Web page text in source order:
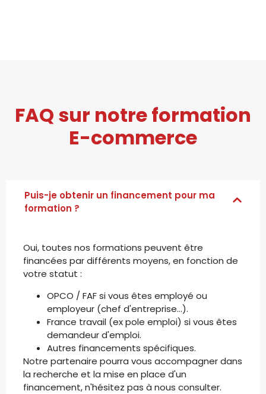
FAQ sur notre formation
E-commerce
Puis-je obtenir un financement pour ma
formation ?
Oui, toutes nos formations peuvent être
financées par différents moyens, en fonction de
votre statut :
OPCO / FAF si vous êtes employé ou
employeur (chef d'entreprise...).
France travail (ex pole emploi) si vous êtes
demandeur d'emploi.
Autres financements spécifiques.
Notre partenaire pourra vous accompagner dans
la recherche et la mise en place d'un
financement, n'hésitez pas à nous consulter.